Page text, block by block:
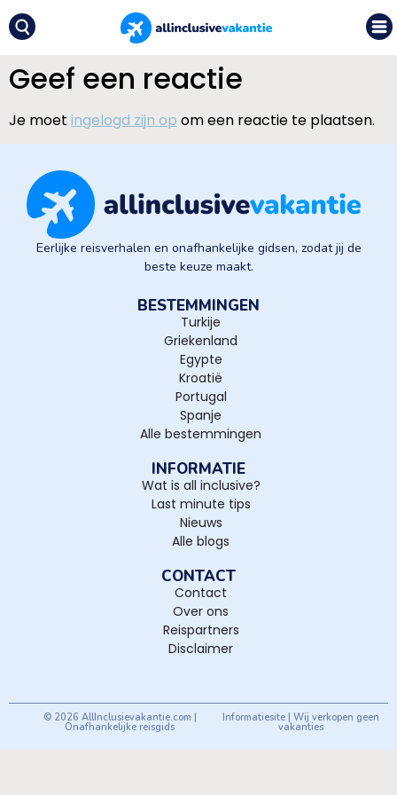
Geef een reactie
Je moet ingelogd zijn op om een reactie te plaatsen.
Eerlijke reisverhalen en onafhankelijke gidsen, zodat jij de
beste keuze maakt.
BESTEMMINGEN
Turkije
Griekenland
Egypte
Kroatië
Portugal
Spanje
Alle bestemmingen
INFORMATIE
Wat is all inclusive?
Last minute tips
Nieuws
Alle blogs
CONTACT
Contact
Over ons
Reispartners
Disclaimer
© 2026 AllInclusievakantie.com |
Onafhankelijke reisgids
Informatiesite | Wij verkopen geen
vakanties